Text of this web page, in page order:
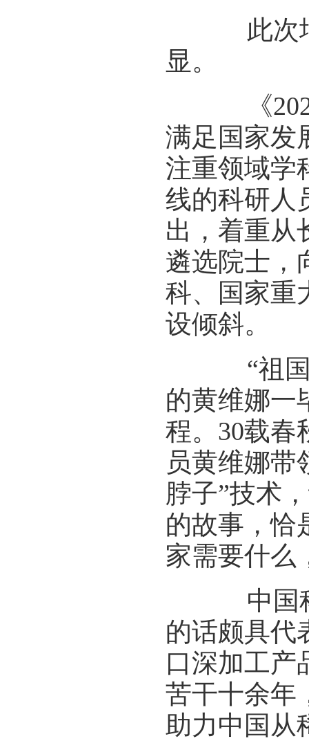
此次增
显。
《2025
满足国家发
注重领域学
线的科研人
出，着重从
遴选院士，
科、国家重
设倾斜。
“祖国需
的黄维娜一
程。30载春
员黄维娜带
脖子”技术
的故事，
家需要什么
中国科
的话颇具代
口深加工产
苦干十余年
助力中国从